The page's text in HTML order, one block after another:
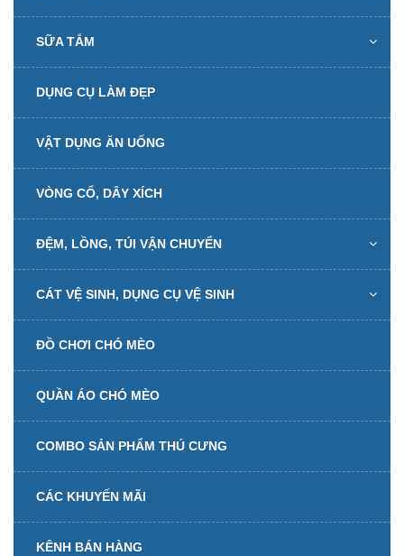
SỮA TẮM
DỤNG CỤ LÀM ĐẸP
VẬT DỤNG ĂN UỐNG
VÒNG CỔ, DÂY XÍCH
ĐỆM, LỒNG, TÚI VẬN CHUYỂN
CÁT VỆ SINH, DỤNG CỤ VỆ SINH
ĐỒ CHƠI CHÓ MÈO
QUẦN ÁO CHÓ MÈO
COMBO SẢN PHẨM THÚ CƯNG
CÁC KHUYẾN MÃI
KÊNH BÁN HÀNG